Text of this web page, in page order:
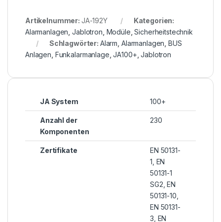
Artikelnummer: JA-192Y
Kategorien:
Alarmanlagen ,Jablotron Modüle ,Sicherheitstechnik
Schlagwörter: Alarm Alarmanlagen BUS
Anlagen Funkalarmanlage ,JA100+ ,Jablotron
JA System 100+
Anzahl der
Komponenten
230
Zertifikate
EN 50131-
1, EN
50131-1
SG2, EN
50131-10,
EN 50131-
3, EN